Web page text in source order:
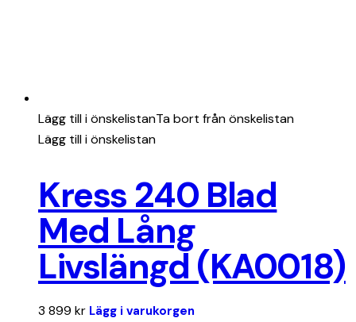
Lägg till i önskelistanTa bort från önskelistan
Lägg till i önskelistan
Kress 240 Blad
Med Lång
Livslängd (KA0018)
3 899 kr Lägg i varukorgen